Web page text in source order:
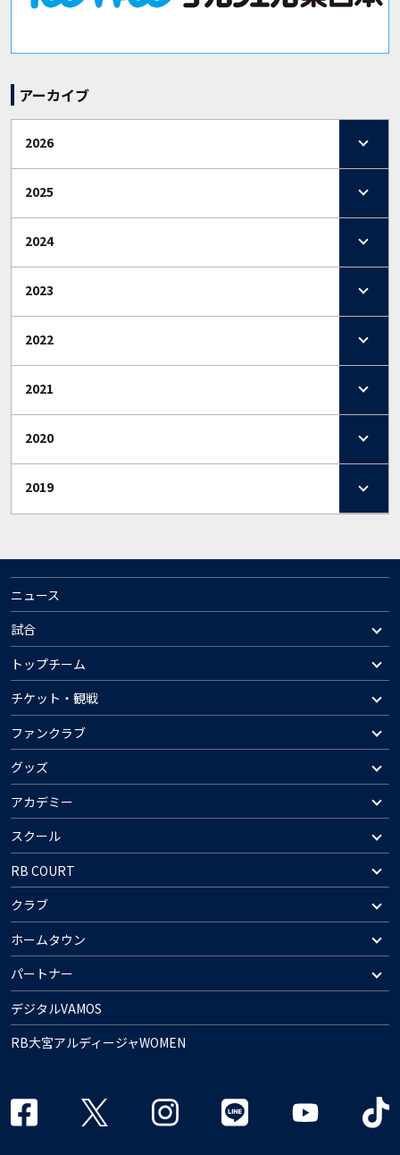
アーカイブ
2026
2025
2024
2023
2022
2021
2020
2019
ニュース
試合
トップチーム
チケット・観戦
ファンクラブ
グッズ
アカデミー
スクール
RB COURT
クラブ
ホームタウン
パートナー
デジタルVAMOS
RB大宮アルディージャWOMEN